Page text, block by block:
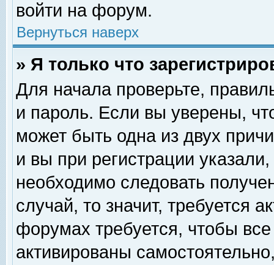
войти на форум.
Вернуться наверх
» Я только что
Для начала проверьте,
и пароль. Если вы уверены,
может быть одна из двух
и вы при регистрации
необходимо следовать
случай, то значит, требуется
форумах требуется, чтобы
активированы